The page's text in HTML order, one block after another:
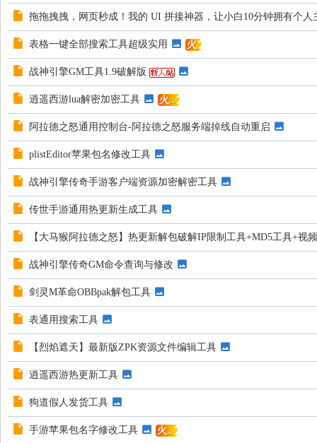
拖拖拽拽，网页秒成！我的 UI 拼接神器，让小白10分钟拥有个人
表格一键全部搜索工具超级实用 火
战神引擎GM工具1.9破解版
逍遥西游lua解密加密工具 火..
阿拉德之怒通用控制台-阿拉德之怒服务端掉线自动重启
plistEditor苹果包名修改工具
战神引擎传奇手游客户端资源加密解密工具
传世手游通用热更新生成工具
【大马猴阿拉德之怒】热更新解包破解IP限制工具+MD5工具+视
战神引擎传奇GM命令查询与修改
剑灵M革命OBBpak解包工具
表通用搜索工具
【烈焰遮天】最新版ZPK资源文件编辑工具
逍遥西游热更新工具
狗道假人发货工具
手游苹果包名字修改工具 火..